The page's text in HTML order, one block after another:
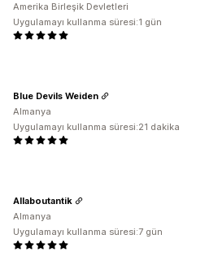
Amerika Birleşik Devletleri
Uygulamayı kullanma süresi:1 gün
Blue Devils Weiden
Almanya
Uygulamayı kullanma süresi:21 dakika
Allaboutantik
Almanya
Uygulamayı kullanma süresi:7 gün